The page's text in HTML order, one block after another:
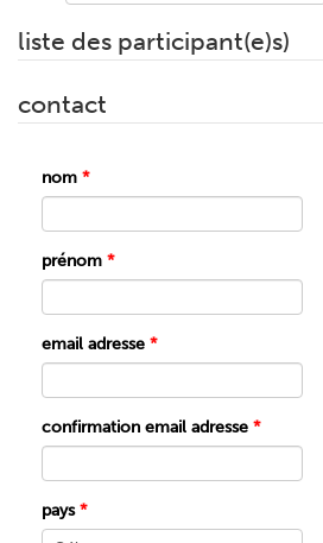
liste des participant(e)s)
contact
nom *
prénom *
email adresse *
confirmation email adresse *
pays*